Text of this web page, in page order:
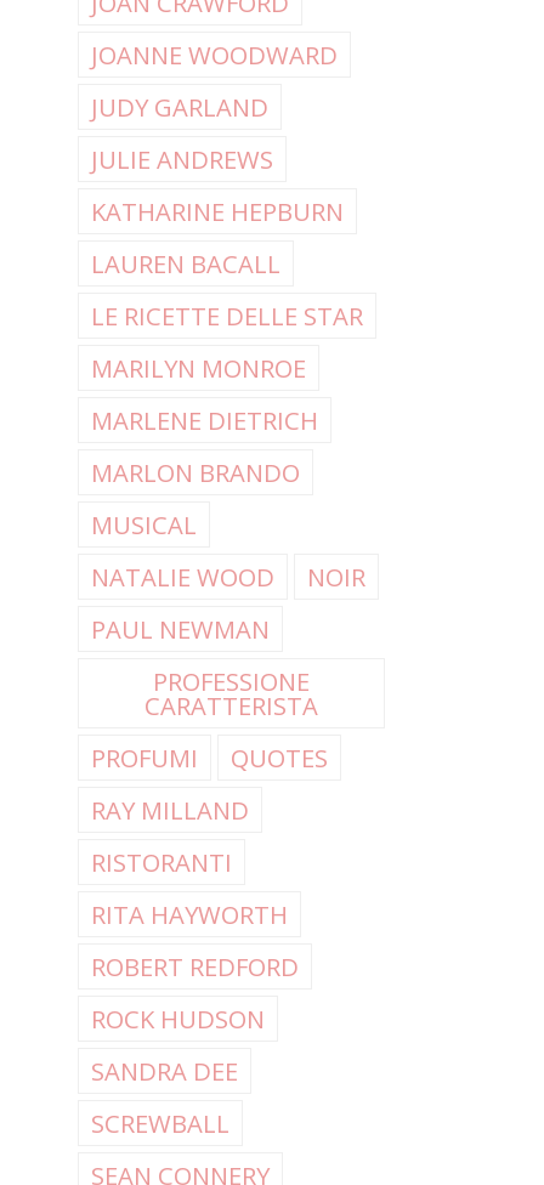
JOANNE WOODWARD
JUDY GARLAND
JULIE ANDREWS
KATHARINE HEPBURN
LAUREN BACALL
LE RICETTE DELLE STAR
MARILYN MONROE
MARLENE DIETRICH
MARLON BRANDO
MUSICAL
NATALIE WOOD
NOIR
PAUL NEWMAN
PROFESSIONE
CARATTERISTA
PROFUMI
QUOTES
RAY MILLAND
RISTORANTI
RITA HAYWORTH
ROBERT REDFORD
ROCK HUDSON
SANDRA DEE
SCREWBALL
SEAN CONNERY